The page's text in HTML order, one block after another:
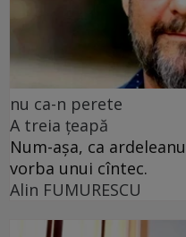
nu ca-n perete
A treia țeapă
Num-așa, ca
vorba unui cîntec.
Alin FUMURESCU